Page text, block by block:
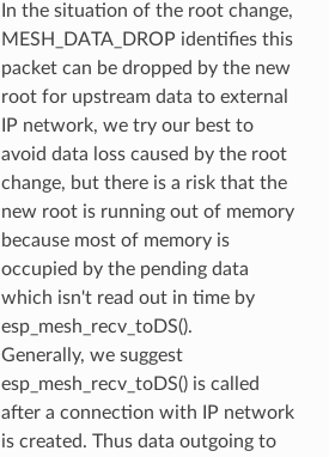
In the situation of the root change,
MESH_DATA_DROP identifies this
packet can be dropped by the new
root for upstream data to external
IP network, we try our best to
avoid data loss caused by the root
change, but there is a risk that the
new root is running out of memory
because most of memory is
occupied by the pending data
which isn't read out in time by
esp_mesh_recv_toDS().
Generally, we suggest
esp_mesh_recv_toDS() is called
after a connection with IP network
is created. Thus data outgoing to